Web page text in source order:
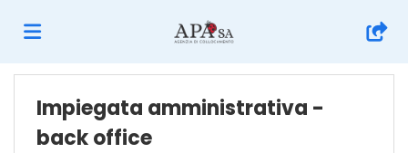
Home
Impiegata amministrativa -
back office